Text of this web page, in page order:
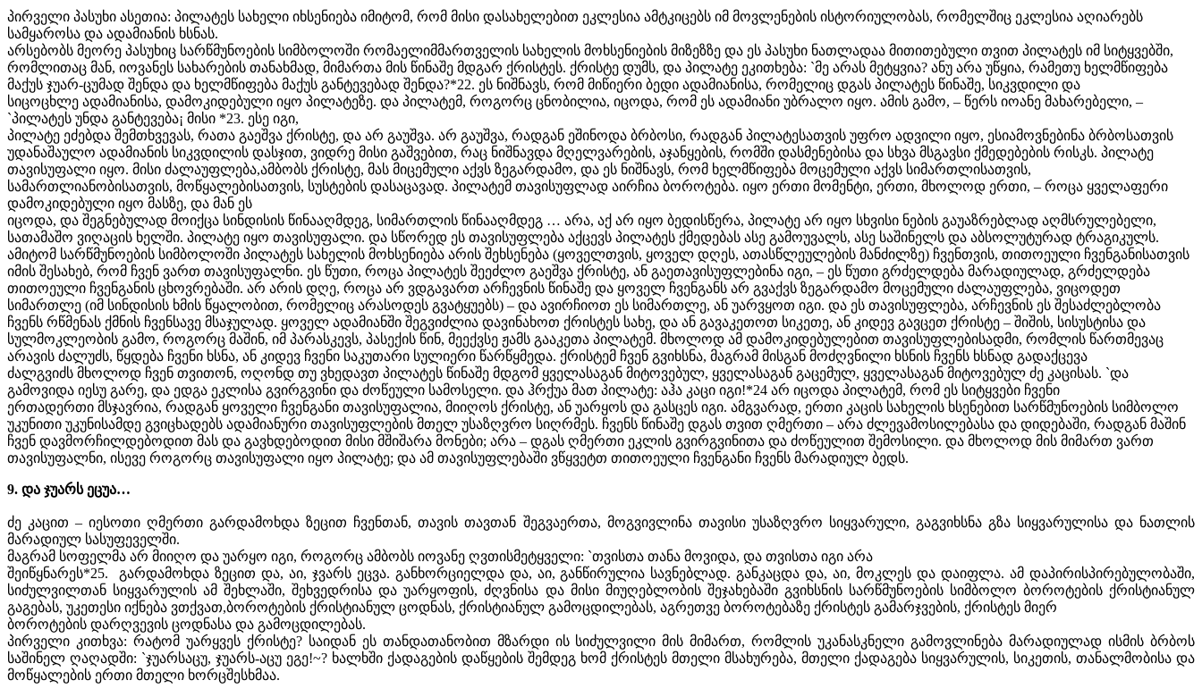
პირველი პასუხი ასეთია: პილატეს სახელი იხსენიება იმიტომ, რომ მისი დასახელებით ეკლესია ამტკიცებს იმ მოვლენების ისტორიულობას, რომელშიც ეკლესია აღიარებს
სამყაროსა და ადამიანის ხსნას.
არსებობს მეორე პასუხიც სარწმუნოების სიმბოლოში რომაელიმმართველის სახელის მოხსენიების მიზეზზე და ეს პასუხი ნათლადაა მითითებული თვით პილატეს იმ სიტყვებში,
რომლითაც მან, იოვანეს სახარების თანახმად, მიმართა მის წინაშე მდგარ ქრისტეს. ქრისტე დუმს, და პილატე ეკითხება: `მე არას მეტყვია? ანუ არა უწყია, რამეთუ ხელმწიფება
მაქუს ჯუარ-ცუმად შენდა და ხელმწიფება მაქუს განტევებად შენდა?*22. ეს ნიშნავს, რომ მიწიერი ბედი ადამიანისა, რომელიც დგას პილატეს წინაშე, სიკვდილი და
სიცოცხლე ადამიანისა, დამოკიდებული იყო პილატეზე. და პილატემ, როგორც ცნობილია, იცოდა, რომ ეს ადამიანი უბრალო იყო. ამის გამო, – წერს იოანე მახარებელი, –
`პილატეს უნდა განტევება¡ მისი *23. ესე იგი,
პილატე ეძებდა შემთხვევას, რათა გაეშვა ქრისტე, და არ გაუშვა. არ გაუშვა, რადგან ეშინოდა ბრბოსი, რადგან პილატესათვის უფრო ადვილი იყო, ესიამოვნებინა ბრბოსათვის
უდანაშაულო ადამიანის სიკვდილის დასჯით, ვიდრე მისი გაშვებით, რაც ნიშნავდა მღელვარების, აჯანყების, რომში დასმენებისა და სხვა მსგავსი ქმედებების რისკს. პილატე
თავისუფალი იყო. მისი ძალაუფლება,ამბობს ქრისტე, მას მიცემული აქვს ზეგარდამო, და ეს ნიშნავს, რომ ხელმწიფება მოცემული აქვს სიმართლისათვის,
სამართლიანობისათვის, მოწყალებისათვის, სუსტების დასაცავად. პილატემ თავისუფლად აირჩია ბოროტება. იყო ერთი მომენტი, ერთი, მხოლოდ ერთი, – როცა ყველაფერი
დამოკიდებული იყო მასზე, და მან ეს
იცოდა, და შეგნებულად მოიქცა სინდისის წინააღმდეგ, სიმართლის წინააღმდეგ … არა, აქ არ იყო ბედისწერა, პილატე არ იყო სხვისი ნების გაუაზრებლად აღმსრულებელი,
სათამაშო ვიღაცის ხელში. პილატე იყო თავისუფალი. და სწორედ ეს თავისუფლება აქცევს პილატეს ქმედებას ასე გამოუვალს, ასე საშინელს და აბსოლუტურად ტრაგიკულს.
ამიტომ სარწმუნოების სიმბოლოში პილატეს სახელის მოხსენიება არის შეხსენება (ყოველთვის, ყოველ დღეს, ათასწლეულების მანძილზე) ჩვენთვის, თითოეული ჩვენგანისათვის
იმის შესახებ, რომ ჩვენ ვართ თავისუფალნი. ეს წუთი, როცა პილატეს შეეძლო გაეშვა ქრისტე, ან გაეთავისუფლებინა იგი, – ეს წუთი გრძელდება მარადიულად, გრძელდება
თითოეული ჩვენგანის ცხოვრებაში. არ არის დღე, როცა არ ვდგავართ არჩევნის წინაშე და ყოველ ჩვენგანს არ გვაქვს ზეგარდამო მოცემული ძალაუფლება, ვიცოდეთ
სიმართლე (იმ სინდისის ხმის წყალობით, რომელიც არასოდეს გვატყუებს) – და ავირჩიოთ ეს სიმართლე, ან უარვყოთ იგი. და ეს თავისუფლება, არჩევნის ეს შესაძლებლობა
ჩვენს რწმენას ქმნის ჩვენსავე მსაჯულად. ყოველ ადამიანში შეგვიძლია დავინახოთ ქრისტეს სახე, და ან გავაკეთოთ სიკეთე, ან კიდევ გავცეთ ქრისტე – შიშის, სისუსტისა და
სულმოკლეობის გამო, როგორც მაშინ, იმ პარასკევს, პასექის წინ, მეექვსე ჟამს გააკეთა პილატემ. მხოლოდ ამ დამოკიდებულებით თავისუფლებისადმი, რომლის წართმევაც
არავის ძალუძს, წყდება ჩვენი ხსნა, ან კიდევ ჩვენი საკუთარი სულიერი წარწყმედა. ქრისტემ ჩვენ გვიხსნა, მაგრამ მისგან მოძღვნილი ხსნის ჩვენს ხსნად გადაქცევა
ძალგვიძს მხოლოდ ჩვენ თვითონ, ოღონდ თუ ვხედავთ პილატეს წინაშე მდგომ ყველასაგან მიტოვებულ, ყველასაგან გაცემულ, ყველასაგან მიტოვებულ ძე კაცისას. `და
გამოვიდა იესუ გარე, და ედგა ეკლისა გვირგვინი და ძოწეული სამოსელი. და ჰრქუა მათ პილატე: აჰა კაცი იგი!*24 არ იცოდა პილატემ, რომ ეს სიტყვები ჩვენი
ერთადერთი მსჯავრია, რადგან ყოველი ჩვენგანი თავისუფალია, მიიღოს ქრისტე, ან უარყოს და გასცეს იგი. ამგვარად, ერთი კაცის სახელის ხსენებით სარწმუნოების სიმბოლო
უკუნითი უკუნისამდე გვიცხადებს ადამიანური თავისუფლების მთელ უსაზღვრო სიღრმეს. ჩვენს წინაშე დგას თვით ღმერთი – არა ძლევამოსილებასა და დიდებაში, რადგან მაშინ
ჩვენ დავმორჩილდებოდით მას და გავხდებოდით მისი მშიშარა მონები; არა – დგას ღმერთი ეკლის გვირგვინითა და ძოწეულით შემოსილი. და მხოლოდ მის მიმართ ვართ
თავისუფალნი, ისევე როგორც თავისუფალი იყო პილატე; და ამ თავისუფლებაში ვწყვეტთ თითოეული ჩვენგანი ჩვენს მარადიულ ბედს.
9. და ჯუარს ეცუა…
ძე კაცით – იესოთი ღმერთი გარდამოხდა ზეცით ჩვენთან, თავის თავთან შეგვაერთა, მოგვივლინა თავისი უსაზღვრო სიყვარული, გაგვიხსნა გზა სიყვარულისა და ნათლის
მარადიულ სასუფეველში.
მაგრამ სოფელმა არ მიიღო და უარყო იგი, როგორც ამბობს იოვანე ღვთისმეტყველი: `თვისთა თანა მოვიდა, და თვისთა იგი არა
შეიწყნარეს*25. გარდამოხდა ზეცით და, აი, ჯვარს ეცვა. განხორციელდა და, აი, განწირულია სავნებლად. განკაცდა და, აი, მოკლეს და დაიფლა. ამ დაპირისპირებულობაში,
სიძულვილთან სიყვარულის ამ შეხლაში, შეხვედრისა და უარყოფის, ძღვნისა და მისი მიუღებლობის შეჯახებაში გვიხსნის სარწმუნოების სიმბოლო ბოროტების ქრისტიანულ
გაგებას, უკეთესი იქნება ვთქვათ,ბოროტების ქრისტიანულ ცოდნას, ქრისტიანულ გამოცდილებას, აგრეთვე ბოროტებაზე ქრისტეს გამარჯვების, ქრისტეს მიერ
ბოროტების დარღვევის ცოდნასა და გამოცდილებას.
პირველი კითხვა: რატომ უარყვეს ქრისტე? საიდან ეს თანდათანობით მზარდი ის სიძულვილი მის მიმართ, რომლის უკანასკნელი გამოვლინება მარადიულად ისმის ბრბოს
საშინელ ღაღადში: `ჯუარსაცუ, ჯუარს-აცუ ეგე!~? ხალხში ქადაგების დაწყების შემდეგ ხომ ქრისტეს მთელი მსახურება, მთელი ქადაგება სიყვარულის, სიკეთის, თანალმობისა და
მოწყალების ერთი მთელი ხორცშესხმაა.